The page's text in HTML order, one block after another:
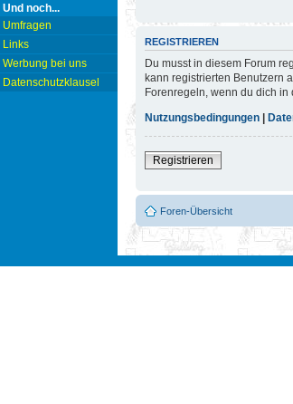
Und noch...
Umfragen
Links
Werbung bei uns
Datenschutzklausel
REGISTRIEREN
Du musst in diesem Forum
kann registrierten Benutzern
Forenregeln, wenn du dich in
Nutzungsbedingungen |
Registrieren
Foren-Übersicht